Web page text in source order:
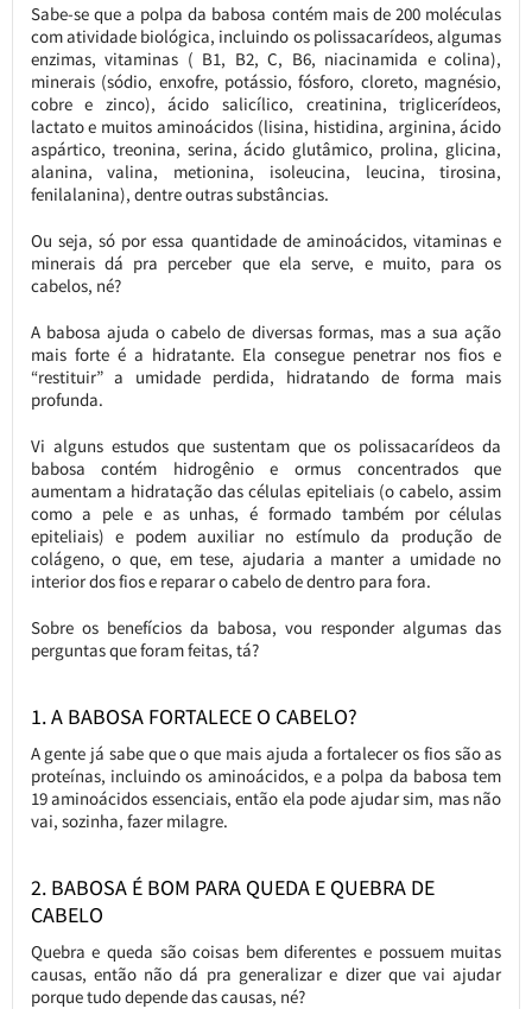
Sabe-se que a polpa da babosa contém mais de 200 moléculas
com atividade biológica, incluindo os polissacarídeos, algumas
enzimas, vitaminas ( B1, B2, C, B6, niacinamida e colina),
minerais (sódio, enxofre, potássio, fósforo, cloreto, magnésio,
cobre e zinco), ácido salicílico, creatinina, triglicerídeos,
lactato e muitos aminoácidos (lisina, histidina, arginina, ácido
aspártico, treonina, serina, ácido glutâmico, prolina, glicina,
alanina, valina, metionina, isoleucina, leucina, tirosina,
fenilalanina), dentre outras substâncias.
Ou seja, só por essa quantidade de aminoácidos, vitaminas e
minerais dá pra perceber que ela serve, e muito, para os
cabelos, né?
A babosa ajuda o cabelo de diversas formas, mas a sua ação
mais forte é a hidratante. Ela consegue penetrar nos fios e
“restituir” a umidade perdida, hidratando de forma mais
profunda.
Vi alguns estudos que sustentam que os polissacarídeos da
babosa contém hidrogênio e ormus concentrados que
aumentam a hidratação das células epiteliais (o cabelo, assim
como a pele e as unhas, é formado também por células
epiteliais) e podem auxiliar no estímulo da produção de
colágeno, o que, em tese, ajudaria a manter a umidade no
interior dos fios e reparar o cabelo de dentro para fora.
Sobre os benefícios da babosa, vou responder algumas das
perguntas que foram feitas, tá?
1. A BABOSA FORTALECE O CABELO?
A gente já sabe que o que mais ajuda a fortalecer os fios são as
proteínas, incluindo os aminoácidos, e a polpa da babosa tem
19 aminoácidos essenciais, então ela pode ajudar sim, mas não
vai, sozinha, fazer milagre.
2. BABOSA É BOM PARA QUEDA E QUEBRA DE
CABELO
Quebra e queda são coisas bem diferentes e possuem muitas
causas, então não dá pra generalizar e dizer que vai ajudar
porque tudo depende das causas, né?